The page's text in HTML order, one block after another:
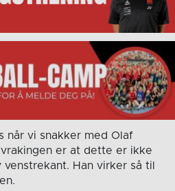
når vi snakker med Olaf
er at dette er ikke
Han virker så til